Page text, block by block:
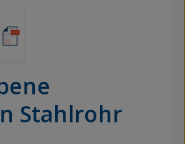
Stahlrohr